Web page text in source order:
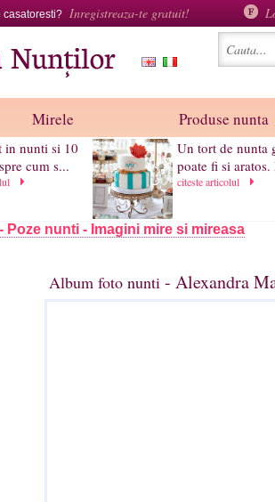
casatoresti? Inregistreaza-te gratuit!
Mirele Produse nunta
in nunti si 10
cum s...
Un tort de nunta
poate fi si aratos.
citeste articolul
Poze nunti - Imagini mire si mireasa
Album foto nunti - Alexandra